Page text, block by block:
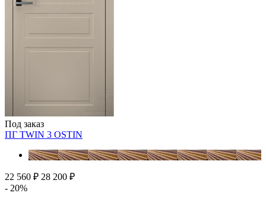
Под заказ
ПГ TWIN 3 OSTIN
22 560 ₽ 28 200 ₽
- 20%